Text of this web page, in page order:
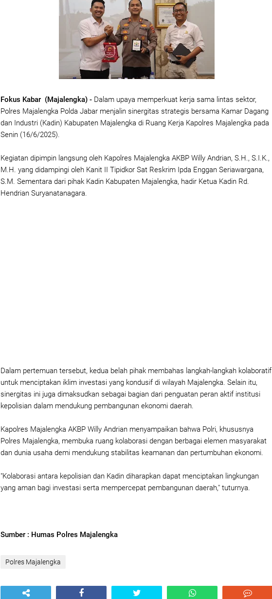
Fokus Kabar (Majalengka) - Dalam upaya memperkuat kerja sama lintas sektor,
Polres Majalengka Polda Jabar menjalin sinergitas strategis bersama Kamar Dagang
dan Industri (Kadin) Kabupaten Majalengka di Ruang Kerja Kapolres Majalengka pada
Senin (16/6/2025).
Kegiatan dipimpin langsung oleh Kapolres Majalengka AKBP Willy Andrian, S.H., S.I.K.,
M.H. yang didampingi oleh Kanit II Tipidkor Sat Reskrim Ipda Enggan Seriawargana,
S.M. Sementara dari pihak Kadin Kabupaten Majalengka, hadir Ketua Kadin Rd.
Hendrian Suryanatanagara.
Dalam pertemuan tersebut, kedua belah pihak membahas langkah-langkah kolaboratif
untuk menciptakan iklim investasi yang kondusif di wilayah Majalengka. Selain itu,
sinergitas ini juga dimaksudkan sebagai bagian dari penguatan peran aktif institusi
kepolisian dalam mendukung pembangunan ekonomi daerah.
Kapolres Majalengka AKBP Willy Andrian menyampaikan bahwa Polri, khususnya
Polres Majalengka, membuka ruang kolaborasi dengan berbagai elemen masyarakat
dan dunia usaha demi mendukung stabilitas keamanan dan pertumbuhan ekonomi.
"Kolaborasi antara kepolisian dan Kadin diharapkan dapat menciptakan lingkungan
yang aman bagi investasi serta mempercepat pembangunan daerah," tuturnya.
Sumber : Humas Polres Majalengka
Polres Majalengka